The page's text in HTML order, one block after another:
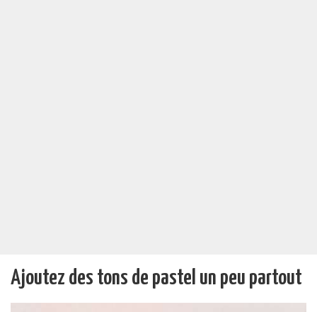
Ajoutez des tons de pastel un peu partout